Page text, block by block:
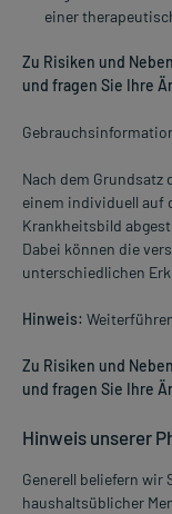
einer
Zu Risiken und
und fragen Sie Ihre
Nach dem
einem individuell auf
Krankheitsbild
Dabei können die
unterschiedlichen
Hinweis:
Zu Risiken und
und fragen Sie Ihre
Hinweis unserer
Generell beliefern wir
haushaltsüblicher